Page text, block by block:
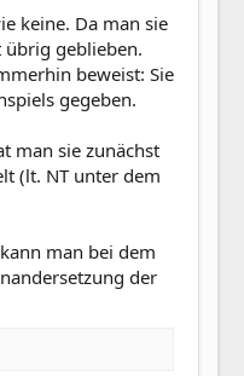
keine. Da man sie
übrig geblieben.
beweist: Sie
gegeben.
man sie zunächst
(lt. NT unter dem
man bei dem
der